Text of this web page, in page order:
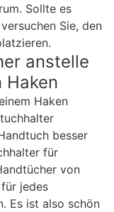
Sollte es
Sie, den
anstelle
Haken
Haken
besser
für
von
jedes
Es ist also schön